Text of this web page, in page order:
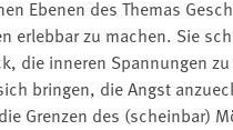
Ebenen des Themas
erlebbar zu machen. Sie
die inneren Spannungen
bringen, die Angst
Grenzen des (scheinbar)